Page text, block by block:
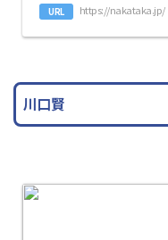
URL https://nakataka.jp/
川口賢